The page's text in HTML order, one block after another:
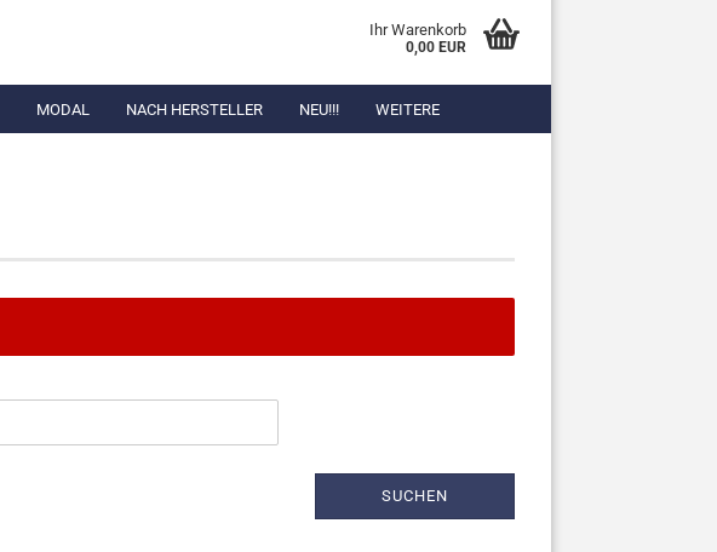
Ihr Warenkorb
0,00 EUR
MODAL NACH HERSTELLER NEU!!! WEITERE
SUCHEN